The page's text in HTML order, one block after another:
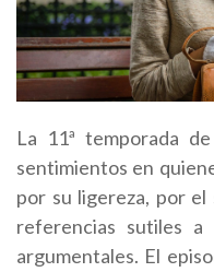
La 11ª temporada
sentimientos en
por su ligereza, por
referencias sutiles a
argumentales. El